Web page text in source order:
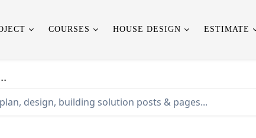
COURSES HOUSE DESIGN ESTIMATE